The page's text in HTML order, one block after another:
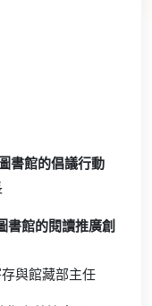
書館的倡議行動
書館的閱讀推廣創
與館藏部主任